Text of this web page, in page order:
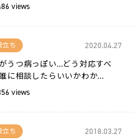
views
立ち
2020.04.27
うつ病っぽい…どう対応すべ
に相談したらいいかわか…
views
立ち
2018.03.27